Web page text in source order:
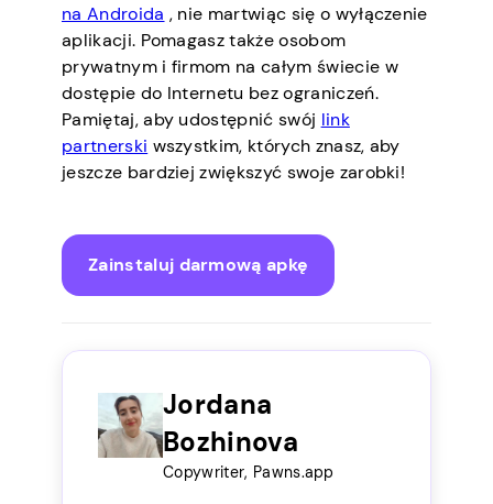
na Androida , nie martwiąc się o wyłączenie
aplikacji. Pomagasz także osobom
prywatnym i firmom na całym świecie w
dostępie do Internetu bez ograniczeń.
Pamiętaj, aby udostępnić swój link
partnerski wszystkim, których znasz, aby
jeszcze bardziej zwiększyć swoje zarobki!
Zainstaluj darmową apkę
Jordana
Bozhinova
Copywriter, Pawns.app